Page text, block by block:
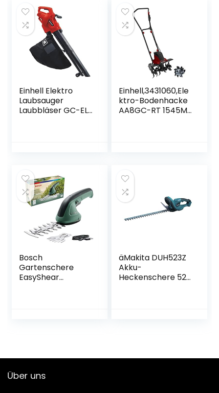
Rasenmäher und
Elektrische
Gartenwerkzeuge
Einhell Elektro
Laubsauger
Laubbläser GC-EL
Einhell,3431060,Ele
ktro-Bodenhacke
AA8GC-RT 1545M
Überlastkupplung,
klappbarer
Führungsholm,
Hackmesser)
Bosch
Gartenschere
EasyShear
äMakita DUH523Z
Akku-
Heckenschere 52
Über uns